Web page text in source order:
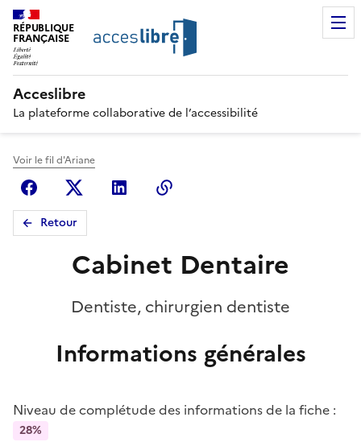
RÉPUBLIQUE
FRANÇAISE
Acceslibre
La plateforme collaborative de l’accessibilité
Voir le fil d'Ariane
FacebookX (anciennement Twitter)
Linkedin
Retour
Cabinet Dentaire
Dentiste, chirurgien dentiste
Informations générales
Niveau de complétude des informations de la fiche :
28%